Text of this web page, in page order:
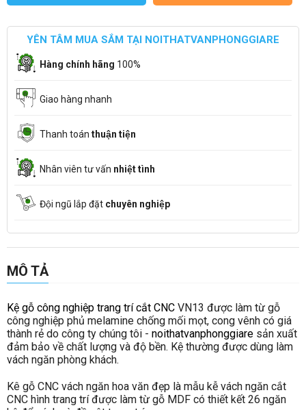
YÊN TÂM MUA SẮM TẠI NOITHATVANPHONGGIARE
Hàng chính hãng 100%
Giao hàng nhanh
Thanh toán thuận tiện
Nhân viên tư vấn nhiệt tình
Đội ngũ lắp đặt chuyên nghiệp
MÔ TẢ
Kệ gỗ công nghiệp trang trí cắt CNC VN13 được làm từ gỗ
công nghiệp phủ melamine chống mối mọt, cong vênh có giá
thành rẻ do công ty chúng tôi - noithatvanphonggiare sản xuất
đảm bảo về chất lượng và độ bền. Kệ thường được dùng làm
vách ngăn phòng khách.
Kê gỗ CNC vách ngăn hoa văn đẹp là mẫu kễ vách ngăn cắt
CNC hình trang trí được làm từ gỗ MDF có thiết kết 26 ngăn